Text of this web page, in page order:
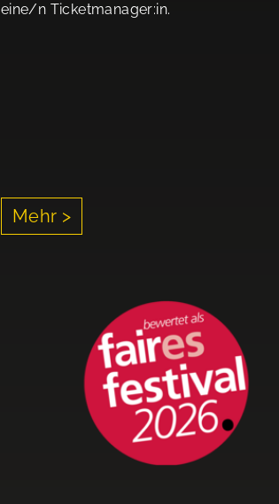
eine/n Ticketmanager:in.
Mehr >